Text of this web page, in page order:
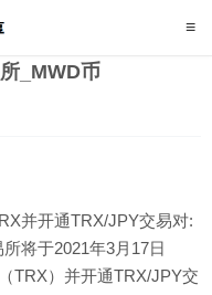
_MWD币
并开通TRX/JPY交易对:
将于2021年3月17日
TRX）并开通TRX/JPY交